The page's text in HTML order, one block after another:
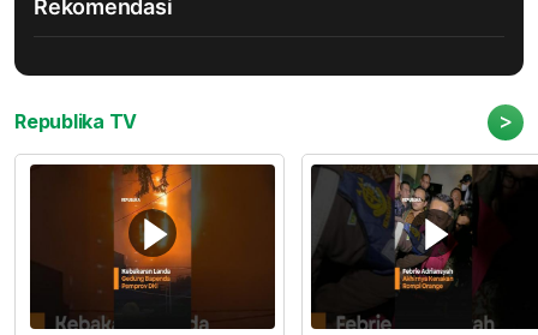
Rekomendasi
Republika TV >